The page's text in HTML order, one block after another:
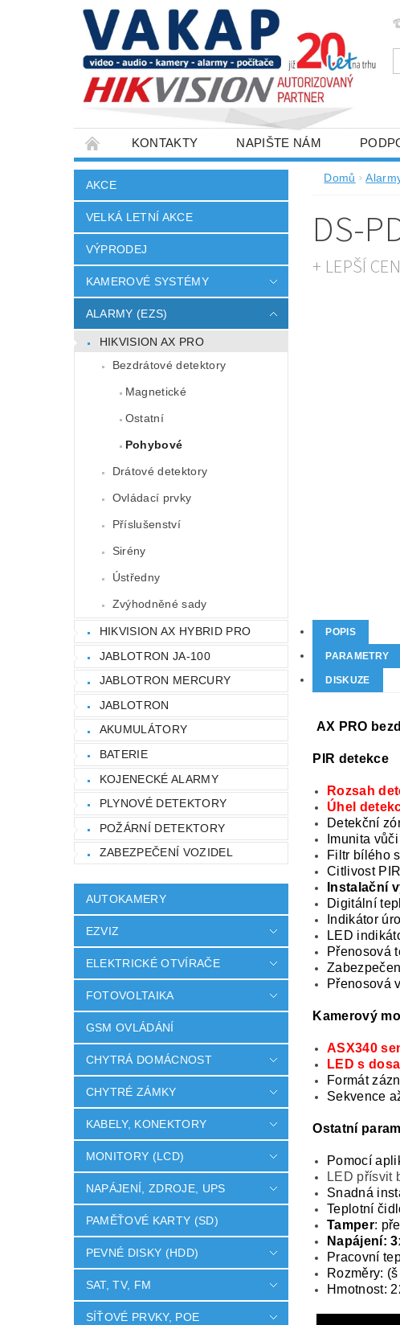
KONTAKTY NAPIŠTE NÁM
SLOVNÍK POJMŮ VELKOOBCHOD
AKCE
VELKÁ LETNÍ AKCE
VÝPRODEJ
KAMEROVÉ SYSTÉMY
ALARMY (EZS)
HIKVISION AX PRO
Bezdrátové detektory
Magnetické
Ostatní
Pohybové
Drátové detektory
Ovládací prvky
Příslušenství
Sirény
Ústředny
Zvýhodněné sady
HIKVISION AX HYBRID PRO
JABLOTRON JA-100
JABLOTRON MERCURY
JABLOTRON
AKUMULÁTORY
BATERIE
KOJENECKÉ ALARMY
PLYNOVÉ DETEKTORY
POŽÁRNÍ DETEKTORY
ZABEZPEČENÍ VOZIDEL
AUTOKAMERY
EZVIZ
ELEKTRICKÉ OTVÍRAČE
FOTOVOLTAIKA
GSM OVLÁDÁNÍ
CHYTRÁ DOMÁCNOST
CHYTRÉ ZÁMKY
KABELY, KONEKTORY
MONITORY (LCD)
NAPÁJENÍ, ZDROJE, UPS
PAMĚŤOVÉ KARTY (SD)
PEVNÉ DISKY (HDD)
SAT, TV, FM
SÍŤOVÉ PRVKY, POE
Domů
DS-
+ LEPŠÍ
POPIS
PARAMETRY
DISKUZE
AX PRO
PIR detekce
Rozsah
Úhel
Detekční
Imunita
Filtr bílého
Citlivost
Instalační
Digitální
Indikátor
LED
Přenosová
Přenosová
Kamerový
ASX340
LED s
Formát
Sekvence
Ostatní
Pomocí
LED přísvit
Snadná
Teplotní
Tamper:
Napájení:
Pracovní
Rozměry:
Hmotnost: